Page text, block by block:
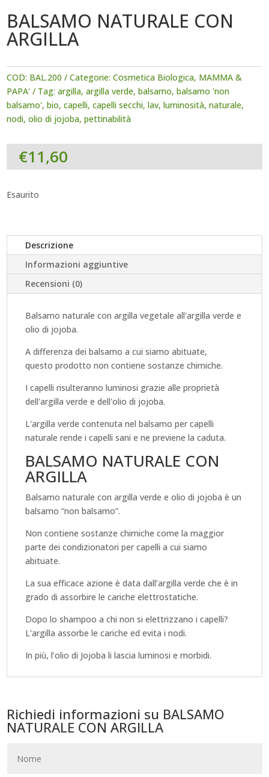
BALSAMO NATURALE CON
ARGILLA
COD: BAL.200 Categorie:Cosmetica Biologica, MAMMA &
PAPA'
Tag:argilla,argilla verde,balsamo,balsamo 'non
balsamo',bio,capelli,capelli secchi,lav,luminosità,naturale,
nodi,olio di jojoba,pettinabilità
€11,60
Esaurito
Descrizione
Informazioni aggiuntive
Recensioni (0)
Balsamo naturale con argilla vegetale all'argilla verde e
olio di jojoba.
A differenza dei balsamo a cui siamo abituate,
questo prodotto non contiene sostanze chimiche.
I capelli risulteranno luminosi grazie alle proprietà
dell'argilla verde e dell'olio di jojoba.
L'argilla verde contenuta nel balsamo per capelli
naturale rende i capelli sani e ne previene la caduta.
BALSAMO NATURALE CON
ARGILLA
Balsamo naturale con argilla verde e olio di jojoba è un
balsamo “non balsamo”.
Non contiene sostanze chimiche come la maggior
parte dei condizionatori per capelli a cui siamo
abituate.
La sua efficace azione è data dall’argilla verde che è in
grado di assorbire le cariche elettrostatiche.
Dopo lo shampoo a chi non si elettrizzano i capelli?
L'argilla assorbe le cariche ed evita i nodi.
In più, l’olio di Jojoba li lascia luminosi e morbidi.
Richiedi informazioni su BALSAMO
NATURALE CON ARGILLA